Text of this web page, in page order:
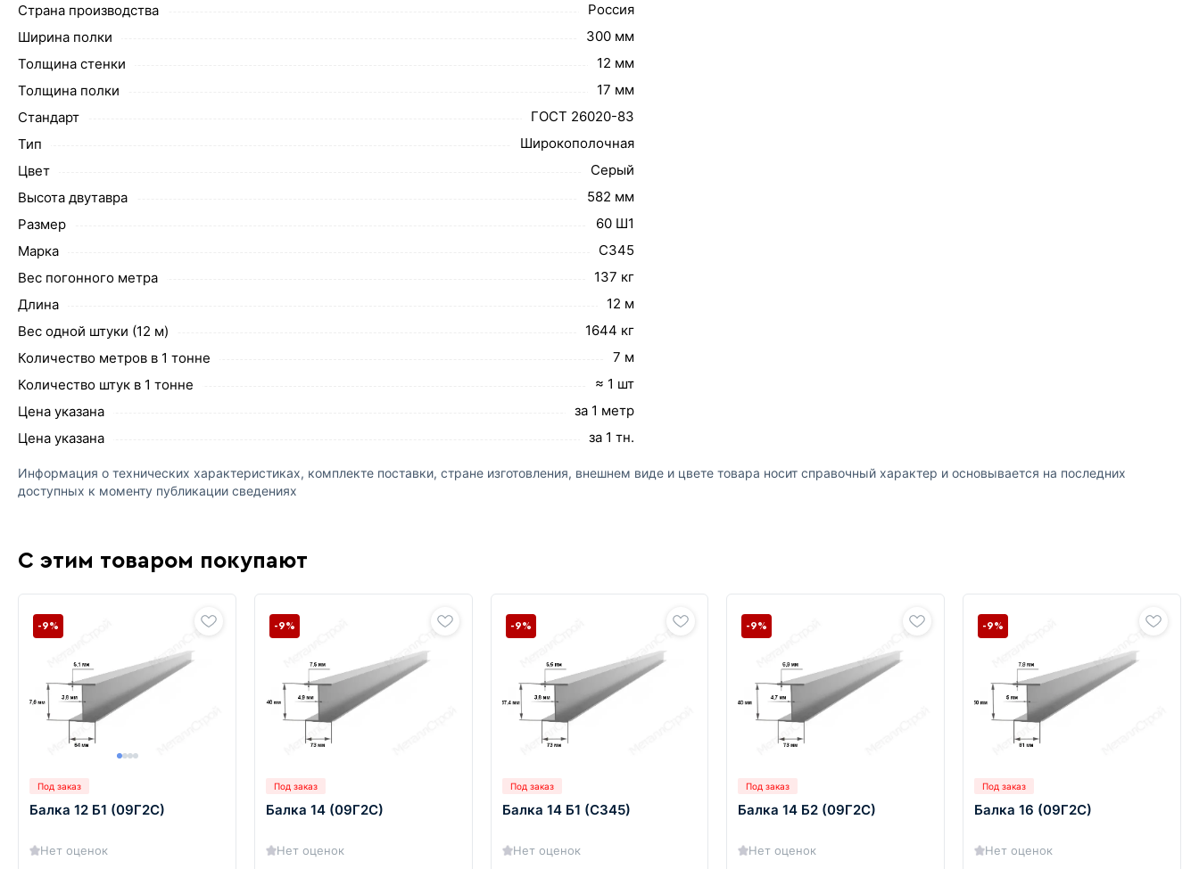
Страна производства
Россия
Ширина полки
300 мм
Толщина стенки
12 мм
Толщина полки
17 мм
Стандарт
ГОСТ 26020-83
Тип
Широкополочная
Цвет
Серый
Высота двутавра
582 мм
Размер
60 Ш1
Марка
С345
Вес погонного метра
137 кг
Длина
12 м
Вес одной штуки (12 м)
1644 кг
Количество метров в 1 тонне
7 м
Количество штук в 1 тонне
≈ 1 шт
Цена указана
за 1 метр
Цена указана
за 1 тн.
Информация о технических характеристиках, комплекте поставки, стране изготовления, внешнем виде и цвете товара носит справочный характер и основывается на последних
доступных к моменту публикации сведениях
С этим товаром покупают
Под заказ
Балка 12 Б1 (09Г2С)
Нет оценок
-9%
Под заказ
Балка 14 (09Г2С)
Нет оценок
-9%
Под заказ
Балка 14 Б1 (С345)
Нет оценок
-9%
Под заказ
Балка 14 Б2 (09Г2С)
Нет оценок
-9%
Под заказ
Балка 16 (09Г2С)
Нет оценок
-9%